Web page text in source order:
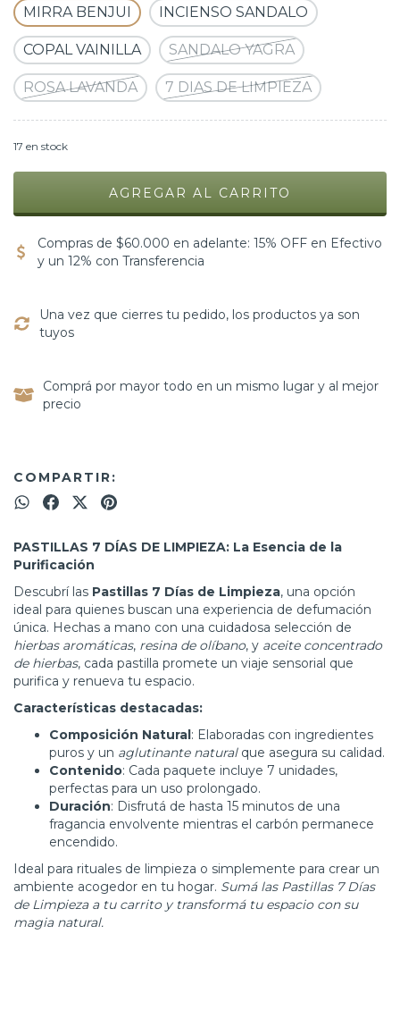
MIRRA BENJUI INCIENSO SANDALO
COPAL VAINILLA SANDALO YAGRA
ROSA LAVANDA 7 DIAS DE LIMPIEZA
17 en stock
Compras de $60.000 en adelante: 15% OFF en Efectivo
y un 12% con Transferencia
Una vez que cierres tu pedido, los productos ya son
tuyos
Comprá por mayor todo en un mismo lugar y al mejor
precio
COMPARTIR:
PASTILLAS 7 DÍAS DE LIMPIEZA: La Esencia de la
Purificación
Descubrí las Pastillas 7 Días de Limpieza, una opción
ideal para quienes buscan una experiencia de defumación
única. Hechas a mano con una cuidadosa selección de
hierbas aromáticas, resina de olíbano, y aceite concentrado
de hierbas, cada pastilla promete un viaje sensorial que
purifica y renueva tu espacio.
Características destacadas:
Composición Natural: Elaboradas con ingredientes
puros y un aglutinante naturalque asegura su calidad.
Contenido: Cada paquete incluye 7 unidades,
perfectas para un uso prolongado.
Duración: Disfrutá de hasta 15 minutos de una
fragancia envolvente mientras el carbón permanece
encendido.
Ideal para rituales de limpieza o simplemente para crear un
ambiente acogedor en tu hogar. Sumá las Pastillas 7 Días
de Limpieza a tu carrito y transformá tu espacio con su
magia natural.